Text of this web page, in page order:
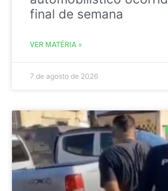
final de semana
VER MATÉRIA »
7 de agosto de 2026